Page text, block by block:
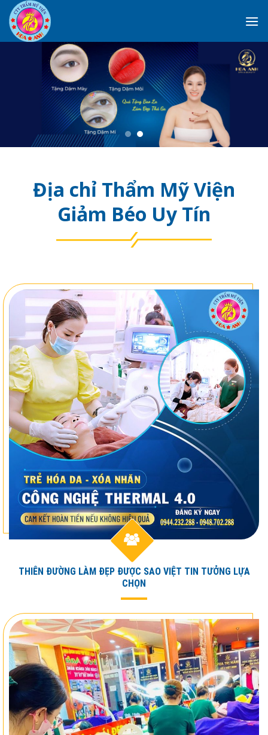
Skip
to
content
Địa chỉ Thẩm Mỹ Viện
Giảm Béo Uy Tín
THIÊN ĐƯỜNG LÀM ĐẸP ĐƯỢC SAO VIỆT TIN TƯỞNG LỰA
CHỌN